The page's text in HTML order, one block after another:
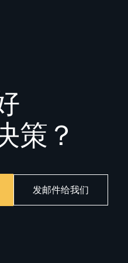
全程追
策？
发邮件给我们